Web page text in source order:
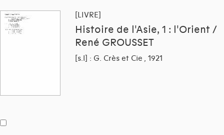
[LIVRE]
Histoire de l'Asie, 1 : l'Orient /
René GROUSSET
[s.l] : G. Crès et Cie , 1921